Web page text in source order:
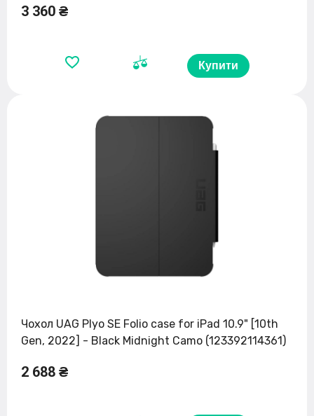
3 360 ₴
Купити
Чохол UAG Plyo SE Folio case for iPad 10.9" [10th
Gen, 2022] - Black Midnight Camo (123392114361)
2 688 ₴